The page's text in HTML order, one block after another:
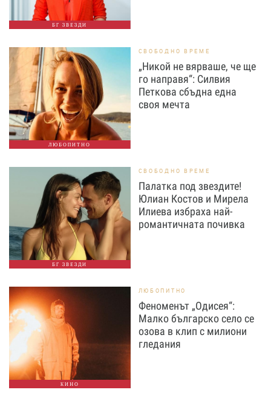
БГ ЗВЕЗДИ
ЛЮБОПИТНО
СВОБОДНО ВРЕМЕ
„Никой не вярваше, че ще
го направя“: Силвия
Петкова сбъдна една
своя мечта
БГ ЗВЕЗДИ
СВОБОДНО ВРЕМЕ
Палатка под звездите!
Юлиан Костов и Мирела
Илиева избраха най-
романтичната почивка
КИНО
ЛЮБОПИТНО
Феноменът „Одисея“:
Малко българско село се
озова в клип с милиони
гледания